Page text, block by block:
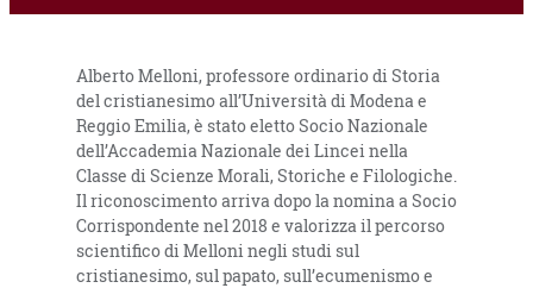
Alberto Melloni, professore ordinario di Storia
del cristianesimo all’Università di Modena e
Reggio Emilia, è stato eletto Socio Nazionale
dell’Accademia Nazionale dei Lincei nella
Classe di Scienze Morali, Storiche e Filologiche.
Il riconoscimento arriva dopo la nomina a Socio
Corrispondente nel 2018 e valorizza il percorso
scientifico di Melloni negli studi sul
cristianesimo, sul papato, sull’ecumenismo e